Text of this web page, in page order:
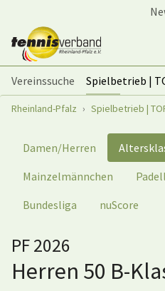
Vereinssuche Spielbetrieb |
Sie sind hier:
Rheinland-Pfalz Spielbetrieb |
Damen/Herren
Mainzelmännchen
Bundesliga
nuScore
PF 2026
Herren 50 B-